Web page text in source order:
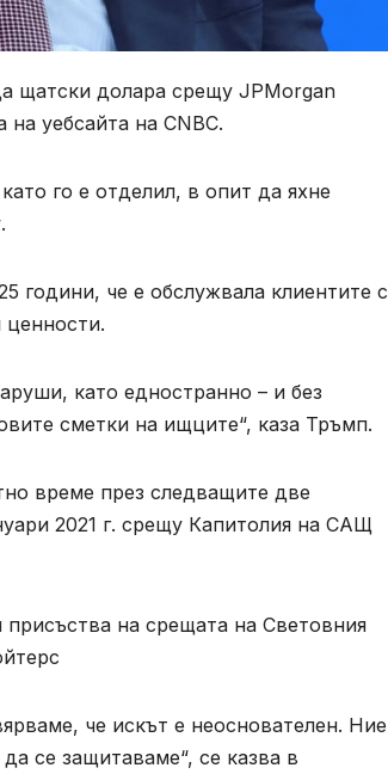
щатски долара срещу JPMorgan
уебсайта на CNBC.
го е отделил, в опит да яхне
години, че е обслужвала клиентите с
като едностранно – и без
сметки на ищците“, каза Тръмп.
време през следващите две
2021 г. срещу Капитолия на САЩ
на срещата на Световния
че искът е неоснователен. Ние
се защитаваме“, се казва в